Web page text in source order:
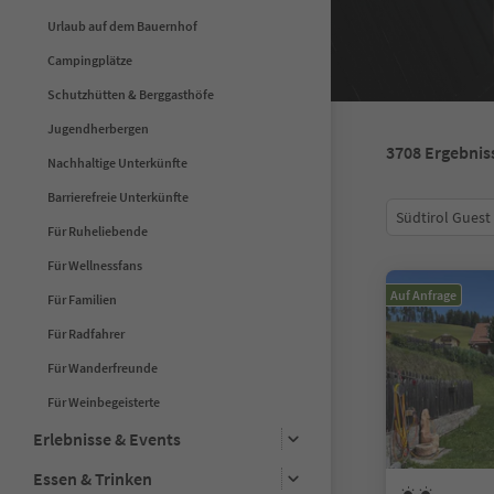
Urlaub auf dem Bauernhof
Campingplätze
Schutzhütten & Berggasthöfe
Jugendherbergen
Nachhaltige Unterkünfte
Barrierefreie Unterkünfte
Für Ruheliebende
Für Wellnessfans
Für Familien
Für Radfahrer
Für Wanderfreunde
Für Weinbegeisterte
Erlebnisse & Events
Essen & Trinken
3708
Südtirol Guest
Auf Anfrage